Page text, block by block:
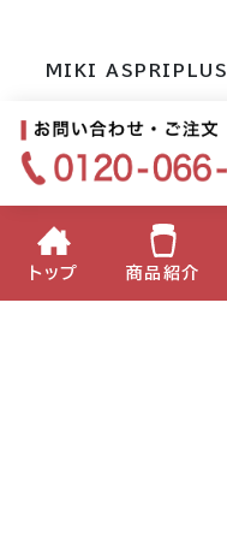
MIKI ASPRIPLUS
トップ 商品紹介